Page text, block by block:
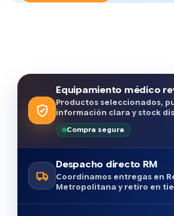
Equipamiento médico
Productos seleccionados,
información clara y stock
Compra segura
Despacho directo RM
Coordinamos entregas en
Metropolitana y retiro en